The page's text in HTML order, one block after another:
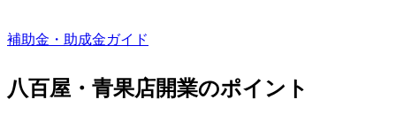
補助金・助成金ガイド
八百屋・青果店開業のポイント